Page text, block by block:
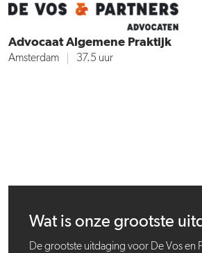
Advocaat Algemene Praktijk
Amsterdam 37.5 uur
Wat is onze grootste
De grootste uitdaging voor De Vos en